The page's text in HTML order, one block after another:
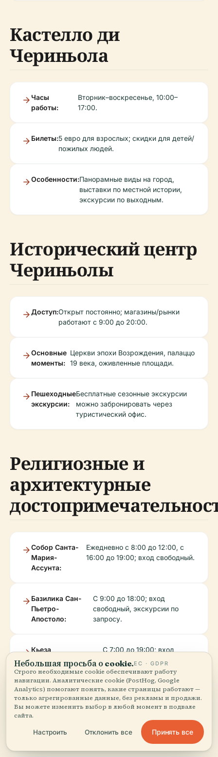
Кастелло ди
Чериньола
Часы
работы:
Вторник–воскресенье, 10:00–
17:00.
Билеты:5 евро для взрослых; скидки для детей/
пожилых людей.
Особенности:Панорамные виды на город,
выставки по местной истории,
экскурсии по выходным.
Исторический центр
Чериньолы
Доступ:Открыт постоянно; магазины/рынки
работают с 9:00 до 20:00.
Основные
моменты:
Церкви эпохи Возрождения, палаццо
19 века, оживленные площади.
Пешеходные
экскурсии:
Бесплатные сезонные экскурсии
можно забронировать через
туристический офис.
Религиозные и
архитектурные
Собор Санта-
Мария-
Ассунта:
Ежедневно с 8:00 до 12:00, с
16:00 до 19:00; вход свободный.
Базилика Сан-
Пьетро-
Апостоло:
С 9:00 до 18:00; вход
свободный, экскурсии по
запросу.
Кьеза
делл'Иммаколата:
С 7:00 до 19:00; вход
свободный.
Музеи и культурные
учреждения
Небольшая просьба о cookie.ЕС · GDPR
Строго необходимые cookie обеспечивают работу
навигации. Аналитические cookie (PostHog, Google
Analytics) помогают понять, какие страницы работают —
только агрегированные данные, без рекламы и продажи.
Вы можете изменить выбор в любой момент в подвале
сайта.
Настроить Отклонить все Принять все